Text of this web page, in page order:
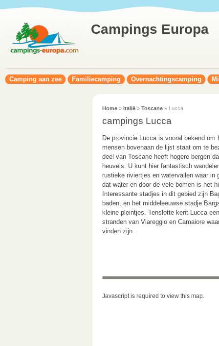
Campings Europa
Camping aan zee Familiecamping Overnachtingscamping
Home» Italië» Toscane» Lucca
campings Lucca
De provincie Lucca is vooral bekend
mensen bovenaan de lijst staat om te
deel van Toscane heeft hogere bergen
heuvels. U kunt hier fantastisch
rustieke riviertjes en watervallen waar in
dat water en door de vele bomen is het
Interessante stadjes in dit gebied zijn
baden, en het middeleeuwse stadje
kleine pleintjes. Tenslotte kent Lucca
stranden van Viareggio en Camaiore
vinden zijn.
Javascript is required to view this map.